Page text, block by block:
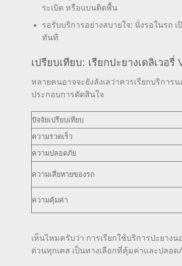
ระเบิด หรือแบนติดพื้น
รอรับบริการอย่างสบายใจ: นั่งรอในรถ
ทันที
เปรียบเทียบ: เรียกปะยางเดลิเวอ
หลายคนอาจจะยังลังเลว่าควรเรียกบริกา
ประกอบการตัดสินใจ
ปัจจัยเปรียบเทียบ
ความรวดเร็ว
ความปลอดภัย
ความเสียหายของรถ
ความคุ้มค่า
เห็นไหมครับว่า การเรียกใช้บริการปะยาง
ด่วนทุกเคส เป็นทางเลือกที่คุ้มค่าและปลอ